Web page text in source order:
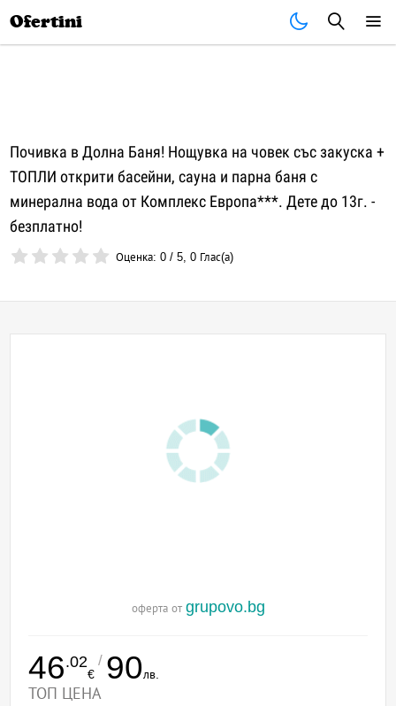
Ofertini
Почивка в Долна Баня! Нощувка на човек със закуска +
ТОПЛИ открити басейни, сауна и парна баня с
минерална вода от Комплекс Европа***. Дете до 13г. -
безплатно!
Оценка:0 /5,0 Глас(а)
оферта от grupovo.bg
46.02
€
/ 90лв.
ТОП ЦЕНА